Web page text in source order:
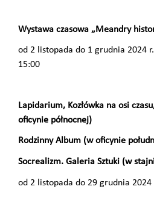
Wystawa czasowa „Meandry
od 2 listopada do 1 grudnia 2024
15:00
Lapidarium, Kozłówka na osi
oficynie północnej)
Rodzinny Album (w oficynie
Socrealizm. Galeria Sztuki (w
od 2 listopada do 29 grudnia 2024